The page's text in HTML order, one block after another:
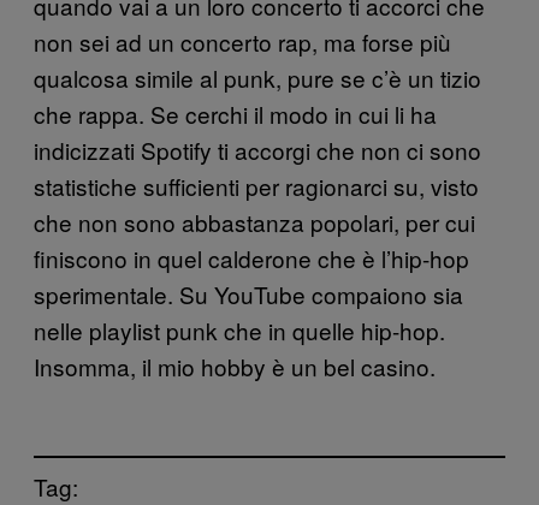
non sei ad un concerto rap, ma forse più
qualcosa simile al punk, pure se c’è un tizio
che rappa. Se cerchi il modo in cui li ha
indicizzati Spotify ti accorgi che non ci sono
statistiche sufficienti per ragionarci su, visto
che non sono abbastanza popolari, per cui
finiscono in quel calderone che è l’hip-hop
sperimentale. Su YouTube compaiono sia
nelle playlist punk che in quelle hip-hop.
Insomma, il mio hobby è un bel casino.
Tag: